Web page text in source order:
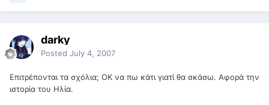
darky
Posted July 4, 2007
Επιτρέπονται τα σχόλια; ΟΚ να πω κάτι γιατί θα σκάσω. Αφορά την
ιστορία του Ηλία.